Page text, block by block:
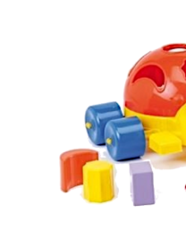
Retirando en Roca Negra
Sobre el Portal
Sugerencias y consultas
Cómo Comprar?